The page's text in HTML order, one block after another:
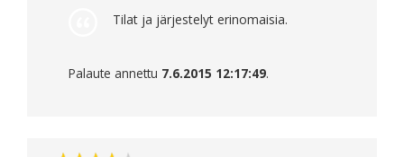
Tilat ja järjestelyt erinomaisia.
Palaute annettu 7.6.2015 12:17:49.